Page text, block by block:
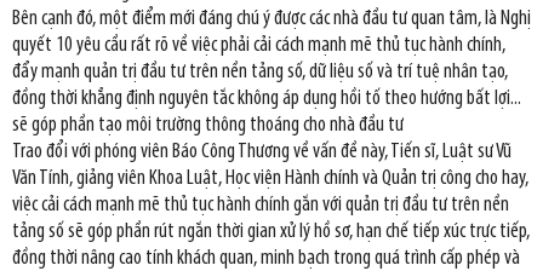
Bên cạnh đó, một điểm mới đáng chú ý được các nhà đầu tư quan tâm, là Nghị
quyết 10 yêu cầu rất rõ về việc phải cải cách mạnh mẽ thủ tục hành chính,
đẩy mạnh quản trị đầu tư trên nền tảng số, dữ liệu số và trí tuệ nhân tạo,
đồng thời khẳng định nguyên tắc không áp dụng hồi tố theo hướng bất lợi...
sẽ góp phần tạo môi trường thông thoáng cho nhà đầu tư
Trao đổi với phóng viên Báo Công Thương về vấn đề này, Tiến sĩ, Luật sư Vũ
Văn Tính, giảng viên Khoa Luật, Học viện Hành chính và Quản trị công cho hay,
việc cải cách mạnh mẽ thủ tục hành chính gắn với quản trị đầu tư trên nền
tảng số sẽ góp phần rút ngắn thời gian xử lý hồ sơ, hạn chế tiếp xúc trực tiếp,
đồng thời nâng cao tính khách quan, minh bạch trong quá trình cấp phép và